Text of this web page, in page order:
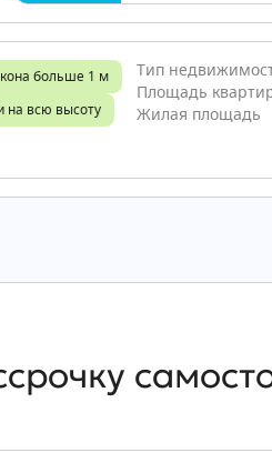
больше 1 м
на всю высоту
Тип
Площадь
Жилая площадь